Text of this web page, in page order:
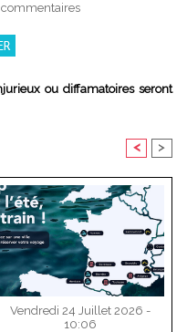
ou diffamatoires seront
< >
Vendredi 24 Juillet 2026 -
10:06